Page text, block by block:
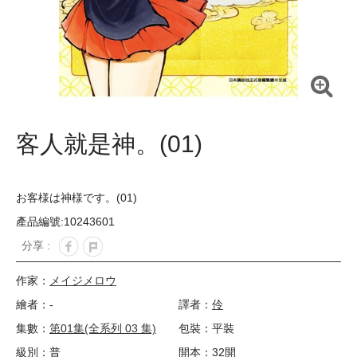
客人就是神。(01)
お客様は神様です。(01)
產品編號:10243601
分享 :
作家： メイジメロウ
繪者：-
譯者： 伶
集數： 第01集(全系列 03 集)
包裝：平裝
級別：普
開本：32開